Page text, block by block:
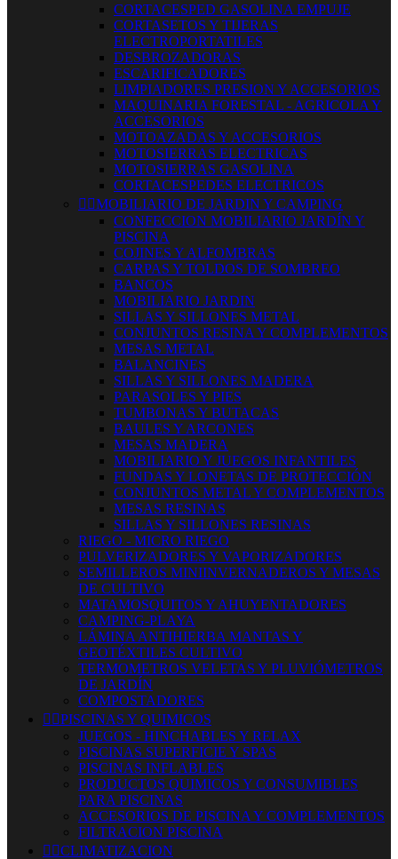
CORTACESPED GASOLINA EMPUJE
CORTASETOS Y TIJERAS
ELECTROPORTATILES
DESBROZADORAS
ESCARIFICADORES
LIMPIADORES PRESION Y ACCESORIOS
MAQUINARIA FORESTAL - AGRICOLA Y
ACCESORIOS
MOTOAZADAS Y ACCESORIOS
MOTOSIERRAS ELECTRICAS
MOTOSIERRAS GASOLINA
CORTACESPEDES ELECTRICOS
 MOBILIARIO DE JARDIN Y CAMPING
CONFECCION MOBILIARIO JARDÍN Y
PISCINA
COJINES Y ALFOMBRAS
CARPAS Y TOLDOS DE SOMBREO
BANCOS
MOBILIARIO JARDIN
SILLAS Y SILLONES METAL
CONJUNTOS RESINA Y COMPLEMENTOS
MESAS METAL
BALANCINES
SILLAS Y SILLONES MADERA
PARASOLES Y PIES
TUMBONAS Y BUTACAS
BAULES Y ARCONES
MESAS MADERA
MOBILIARIO Y JUEGOS INFANTILES
FUNDAS Y LONETAS DE PROTECCIÓN
CONJUNTOS METAL Y COMPLEMENTOS
MESAS RESINAS
SILLAS Y SILLONES RESINAS
RIEGO - MICRO RIEGO
PULVERIZADORES Y VAPORIZADORES
SEMILLEROS MINIINVERNADEROS Y MESAS
DE CULTIVO
MATAMOSQUITOS Y AHUYENTADORES
CAMPING-PLAYA
LÁMINA ANTIHIERBA MANTAS Y
GEOTÉXTILES CULTIVO
TERMOMETROS VELETAS Y PLUVIÓMETROS
DE JARDÍN
COMPOSTADORES
 PISCINAS Y QUIMICOS
JUEGOS - HINCHABLES Y RELAX
PISCINAS SUPERFICIE Y SPAS
PISCINAS INFLABLES
PRODUCTOS QUIMICOS Y CONSUMIBLES
PARA PISCINAS
ACCESORIOS DE PISCINA Y COMPLEMENTOS
FILTRACION PISCINA
 CLIMATIZACION